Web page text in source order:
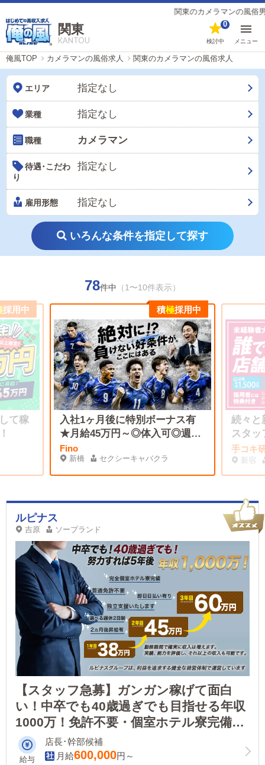
関東のカメラマンの風俗男性求人【俺の
関東
KANTOU 検討中
0
メニュー
俺風TOP カメラマンの風俗求人 関東のカメラマンの風俗求人
エリア 指定なし
業種 指定なし
職種 カメラマン
待遇･こだわ
り
指定なし
雇用形態 指定なし
いろんな条件を指定して探す
78件中 （1〜10件表示）
て稼
採用中
入社1ヶ月後に特別ボーナス有
★月給45万円～◎体入可◎週2
休みOK
Fino
新橋 セクシーキャバクラ
積極採用中
続々と
スタッ
手コキ
新宿
ルピナス
吉原 ソープランド
【スタッフ急募】ガンガン稼げて面白
い！中卒でも40歳過ぎでも目指せる年収
1000万！免許不要・個室ホテル寮完備！
未経験や女性からのご応募も大歓迎！
給与
店長･幹部候補
月給600,000円～